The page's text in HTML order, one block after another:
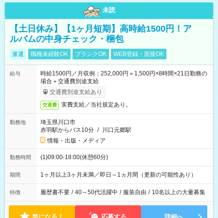
未読
【土日休み】【1ヶ月短期】高時給1500円！ア
ルバムの中身チェック・梱包
派遣 職種未経験OK ブランクOK WEB登録・面接OK
給与
時給1500円／月収例：252,000円＝1,500円×8時間×21日勤務の
場合＋交通費別途支給
交通費別途支給あり
交通費 実費支給／当社規定あり。
勤務地
埼玉県川口市
赤羽駅からバス10分 / 川口元郷駅
情報・出版・メディア
勤務時間 (1)09:00-18:00(休憩60分)
期間 1ヶ月以上3ヶ月未満／即日～1ヵ月間（更新の可能性あり）
特徴 履歴書不要 / 40～50代活躍中 / 服装自由 / 10名以上の大量募集